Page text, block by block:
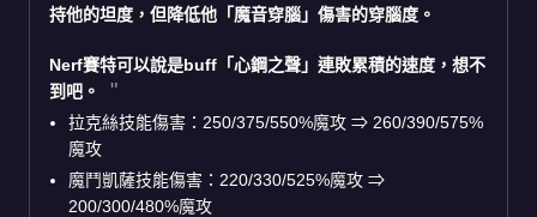
持他的坦度，但降低他「魔音穿腦」傷害的穿腦度。
Nerf賽特可以說是buff「心鋼之聲」連敗累積的速度，想不
到吧。
拉克絲技能傷害：250/375/550%魔攻 ⇒ 260/390/575%
魔攻
魔鬥凱薩技能傷害：220/330/525%魔攻 ⇒
200/300/480%魔攻